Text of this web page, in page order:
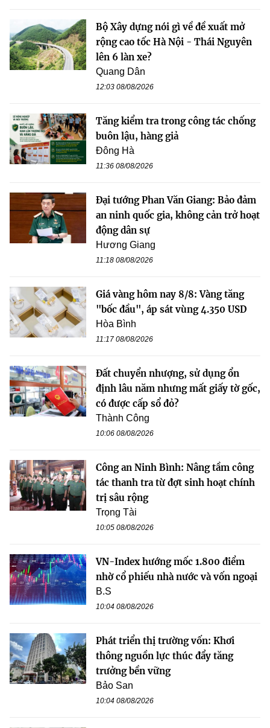
Bộ Xây dựng nói gì về đề xuất mở
rộng cao tốc Hà Nội - Thái Nguyên
lên 6 làn xe?
Quang Dân
12:03 08/08/2026
Tăng kiểm tra trong công tác chống
buôn lậu, hàng giả
Đông Hà
11:36 08/08/2026
Đại tướng Phan Văn Giang: Bảo đảm
an ninh quốc gia, không cản trở hoạt
động dân sự
Hương Giang
11:18 08/08/2026
Giá vàng hôm nay 8/8: Vàng tăng
"bốc đầu", áp sát vùng 4.350 USD
Hòa Bình
11:17 08/08/2026
Đất chuyển nhượng, sử dụng ổn
định lâu năm nhưng mất giấy tờ gốc,
có được cấp sổ đỏ?
Thành Công
10:06 08/08/2026
Công an Ninh Bình: Nâng tầm công
tác thanh tra từ đợt sinh hoạt chính
trị sâu rộng
Trọng Tài
10:05 08/08/2026
VN-Index hướng mốc 1.800 điểm
nhờ cổ phiếu nhà nước và vốn ngoại
B.S
10:04 08/08/2026
Phát triển thị trường vốn: Khơi
thông nguồn lực thúc đẩy tăng
trưởng bền vững
Bảo San
10:04 08/08/2026